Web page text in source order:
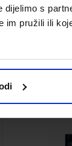
s
pružili ili